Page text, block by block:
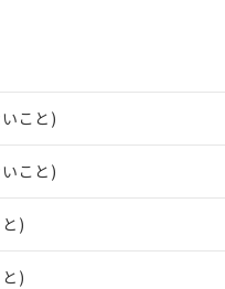
こと)
こと)
)
)
き、同意のうえご利用くださ
格照会結果は、記載してい
時点での実際の在庫および
標準価格はお客様のお取引
ださい。
格結果を当社の事前の承諾
ポリ臭化ビフェニル類(PBB)
酸ジイソブチル (DIBP) 1000ppm以
どにより、予定月が前後する
率が中国RoHSの基準値以下
が中国RoHSの基準値を超
：
ポリ臭化ビフェニル類) :
、 DIBP(フタル酸ジイソブチル) :
シル)) : 1000ppm
する場合は、完全に破砕す
兵器、ミサイル、化学兵器
しません。
三者に販売する場合は、上
庫あり
ないが在庫あり
在庫状況については、お客